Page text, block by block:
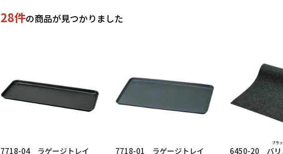
28件の商品が見つかりました
7718-04 ラゲージトレイ
7718-01 ラゲージトレイ
6450-20 バリ